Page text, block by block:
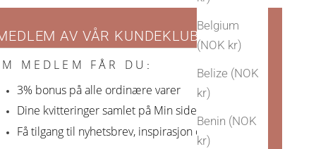
Belgium
(NOK kr)
Belize (NOK
kr)
Benin (NOK
kr)
AV VÅR KUNDEKLUBB
MEDLEM FÅR DU :
3% bonus på alle ordinære varer
Dine kvitteringer samlet på Min side
Få tilgang til nyhetsbrev, inspirasjon og nyheter